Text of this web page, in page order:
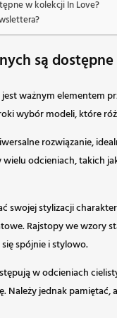
w kolekcji In Love?
są
ważnym elementem
wybór modeli, które
rozwiązanie,
odcieniach, takich
swojej stylizacji
Rajstopy we wzory
spójnie i stylowo.
w odcieniach
Należy jednak